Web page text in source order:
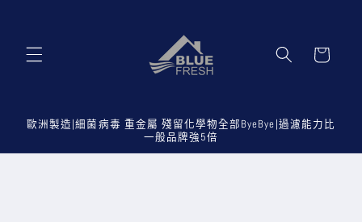
物
歐洲製造|細菌病毒 重金屬 殘留化學物全部ByeBye|過濾能力比
一般品牌強5倍